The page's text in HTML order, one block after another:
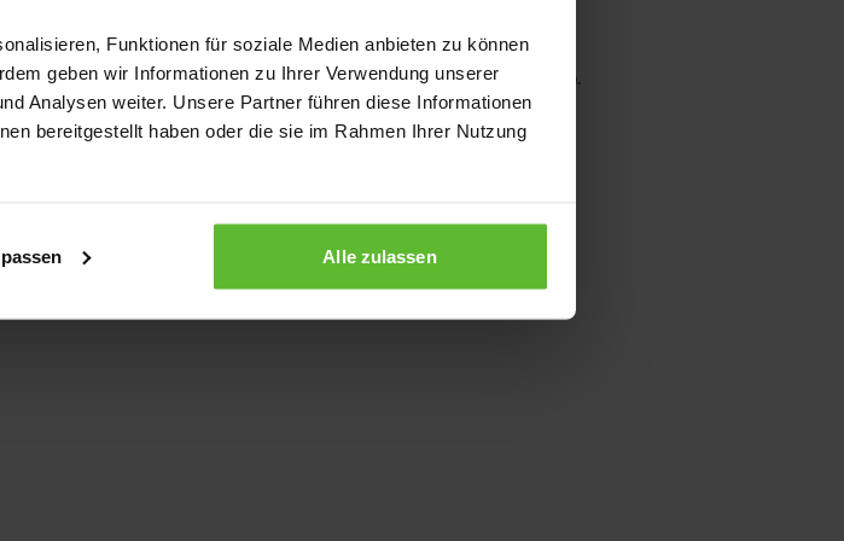
Funktionen für soziale Medien anbieten zu können
geben wir Informationen zu Ihrer Verwendung unserer
Analysen weiter. Unsere Partner führen diese Informationen
bereitgestellt haben oder die sie im Rahmen Ihrer Nutzung
Alle zulassen
www.kurzwego.de (see the browser console for more information).